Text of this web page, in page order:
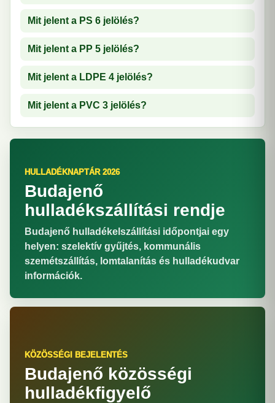
Mit jelent a PS 6 jelölés?
Mit jelent a PP 5 jelölés?
Mit jelent a LDPE 4 jelölés?
Mit jelent a PVC 3 jelölés?
HULLADÉKNAPTÁR 2026
Budajenő
hulladékszállítási rendje
Budajenő hulladékelszállítási időpontjai egy
helyen: szelektív gyűjtés, kommunális
szemétszállítás, lomtalanítás és hulladékudvar
információk.
KÖZÖSSÉGI BEJELENTÉS
Budajenő közösségi
hulladékfigyelő